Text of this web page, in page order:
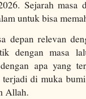
Sejarah masa
untuk bisa
depan relevan
dengan masa
apa yang
terjadi di muka
Allah.